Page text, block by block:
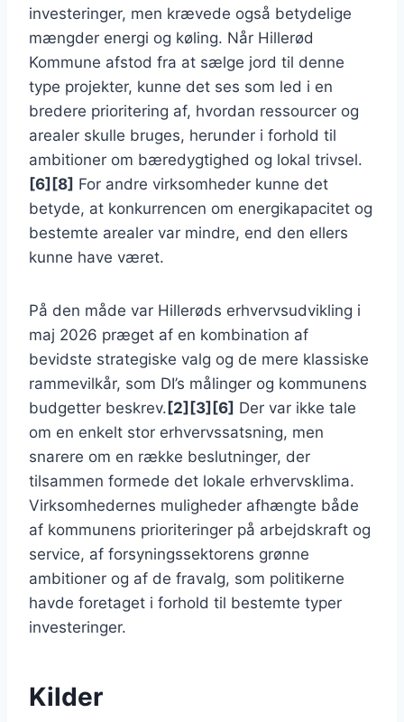
investeringer, men krævede også betydelige
mængder energi og køling. Når Hillerød
Kommune afstod fra at sælge jord til denne
type projekter, kunne det ses som led i en
bredere prioritering af, hvordan ressourcer og
arealer skulle bruges, herunder i forhold til
ambitioner om bæredygtighed og lokal trivsel.
[6][8] For andre virksomheder kunne det
betyde, at konkurrencen om energikapacitet og
bestemte arealer var mindre, end den ellers
kunne have været.
På den måde var Hillerøds erhvervsudvikling i
maj 2026 præget af en kombination af
bevidste strategiske valg og de mere klassiske
rammevilkår, som DI’s målinger og kommunens
budgetter beskrev. [2][3][6] Der var ikke tale
om en enkelt stor erhvervssatsning, men
snarere om en række beslutninger, der
tilsammen formede det lokale erhvervsklima.
Virksomhedernes muligheder afhængte både
af kommunens prioriteringer på arbejdskraft og
service, af forsyningssektorens grønne
ambitioner og af de fravalg, som politikerne
havde foretaget i forhold til bestemte typer
investeringer.
Kilder